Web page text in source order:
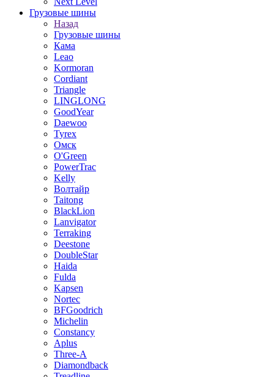
Грузовые шины
Назад
Грузовые шины
Кама
Leao
Kormoran
Cordiant
Triangle
LINGLONG
GoodYear
Daewoo
Tyrex
Омск
O'Green
PowerTrac
Kelly
Волтайр
Taitong
BlackLion
Lanvigator
Terraking
Deestone
DoubleStar
Haida
Fulda
Kapsen
Nortec
BFGoodrich
Michelin
Constancy
Aplus
Three-A
Diamondback